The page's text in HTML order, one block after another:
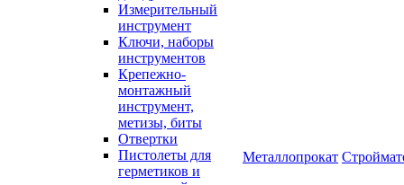
Измерительный
инструмент
Ключи, наборы
инструментов
Крепежно-
монтажный
инструмент,
метизы, биты
Отвертки
Пистолеты для
герметиков и
Металлопрокат